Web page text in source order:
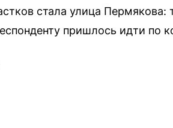
стала улица Пермякова:
пришлось идти по